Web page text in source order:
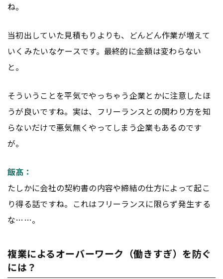
ね。
当初出していた見積もりよりも、どんどん作業が増えて
いくみたいなケースです。最終的に金額は変わらない
と。
そういうことを平気でやっちゃう企業とかに注意したほ
うが良いですね。実は、フリーランスとの関わり方を知
らないだけで悪気無くやってしまう企業もあるのです
が。
飯髙：
たしかに会社の契約書の内容や締結の仕方によって起こ
り得る話ですね。これはフリーランスに限らず発生する
な……。
複業によるオーバーワーク（働きすぎ）を防ぐ
には？